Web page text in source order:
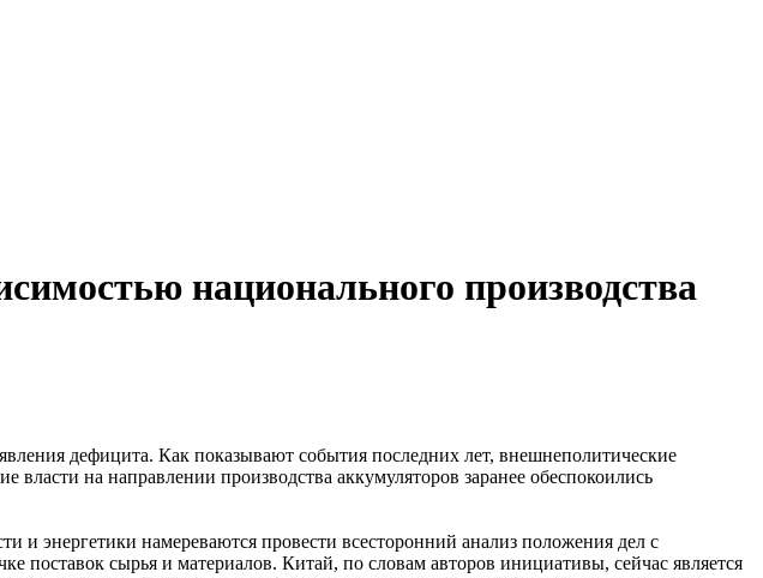
национального производства
дефицита. Как показывают события последних лет, внешнеполитические
на направлении производства аккумуляторов заранее обеспокоились
и энергетики намереваются провести всесторонний анализ положения дел с
сырья и материалов. Китай, по словам авторов инициативы, сейчас является